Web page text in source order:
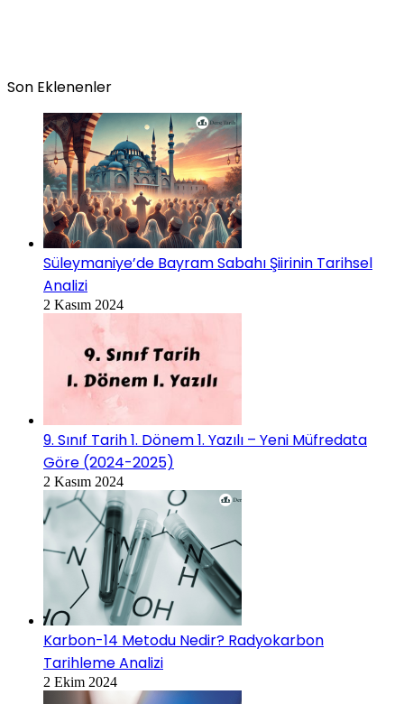
Son Eklenenler
Süleymaniye’de Bayram Sabahı Şiirinin Tarihsel
Analizi
2 Kasım 2024
9. Sınıf Tarih 1. Dönem 1. Yazılı – Yeni Müfredata
Göre (2024-2025)
2 Kasım 2024
Karbon-14 Metodu Nedir? Radyokarbon
Tarihleme Analizi
2 Ekim 2024